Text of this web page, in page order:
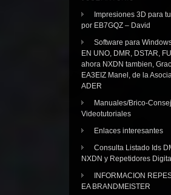
Impresiones 3D para
por EB7GQZ – David
Software para
EN UNO, DMR, DSTAR,
ahora NXDN tambien,
EA3EIZ Manel, de la
ADER
Manuales/Brico-
Videotutoriales
Enlaces interesantes
Consulta Listado Ids
NXDN y Repetidores
INFORMACION
EA BRANDMEISTER